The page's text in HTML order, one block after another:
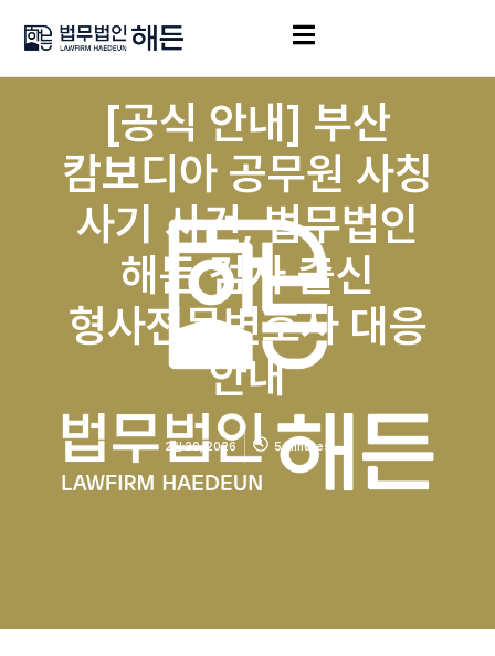
[공식 안내] 부산
캄보디아 공무원 사칭
사기 사건, 법무법인
해든 검사 출신
형사전문변호사 대응
안내
2월 20, 2026 5 Minutes